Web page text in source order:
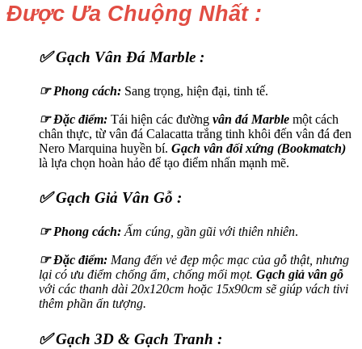
Được Ưa Chuộng Nhất :
✅ Gạch Vân Đá Marble :
☞Phong cách: Sang trọng, hiện đại, tinh tế.
☞ Đặc điểm: Tái hiện các đường vân đá Marble một cách
chân thực, từ vân đá Calacatta trắng tinh khôi đến vân đá đen
Nero Marquina huyền bí. Gạch vân đối xứng (Bookmatch)
là lựa chọn hoàn hảo để tạo điểm nhấn mạnh mẽ.
✅ Gạch Giả Vân Gỗ :
☞Phong cách: Ấm cúng, gần gũi với thiên nhiên.
☞ Đặc điểm: Mang đến vẻ đẹp mộc mạc của gỗ thật, nhưng
lại có ưu điểm chống ẩm, chống mối mọt. Gạch giả vân gỗ
với các thanh dài 20x120cm hoặc 15x90cm sẽ giúp vách tivi
thêm phần ấn tượng.
✅ Gạch 3D & Gạch Tranh :